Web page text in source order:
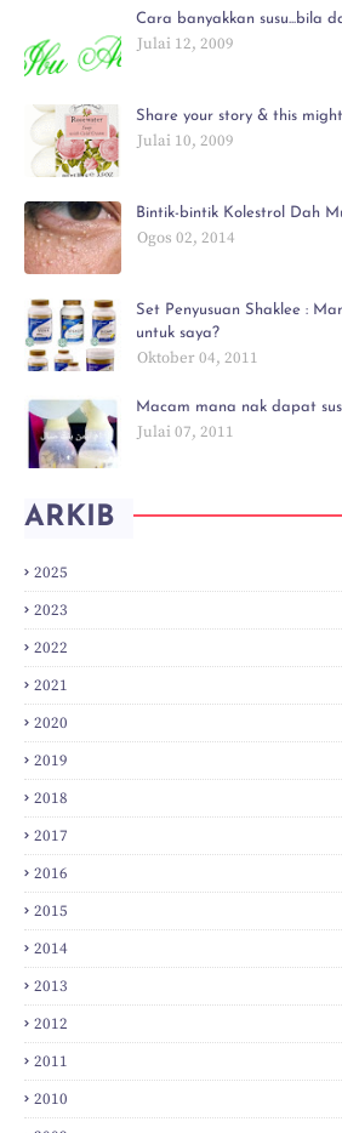
Cara banyakkan susu...bila
Julai 12, 2009
Share your story & this
Julai 10, 2009
Bintik-bintik Kolestrol Dah
Ogos 02, 2014
Set Penyusuan Shaklee :
untuk saya?
Oktober 04, 2011
Macam mana nak dapat
Julai 07, 2011
ARKIB
2025
2023
2022
2021
2020
2019
2018
2017
2016
2015
2014
2013
2012
2011
2010